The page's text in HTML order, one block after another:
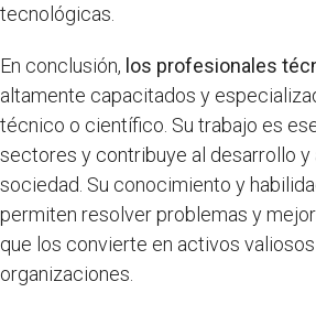
tecnológicas.
En conclusión, los profesionales
altamente capacitados y
técnico o científico. Su trabajo es
sectores y contribuye al desarrollo y
sociedad. Su conocimiento y
permiten resolver problemas y
que los convierte en activos
organizaciones.